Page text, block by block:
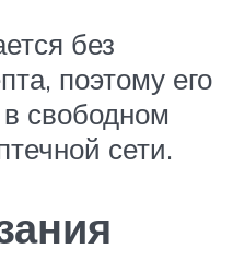
без
поэтому его
свободном
сети.